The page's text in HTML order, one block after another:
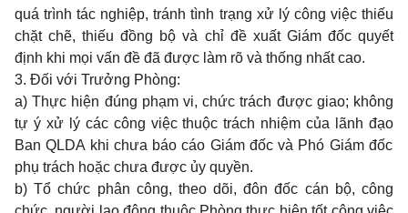
quá trình tác nghiệp, tránh tình trạng xử lý công việc thiếu
chặt chẽ, thiếu đồng bộ và chỉ đề xuất Giám đốc quyết
định khi mọi vấn đề đã được làm rõ và thống nhất cao.
3. Đối với Trưởng Phòng:
a) Thực hiện đúng phạm vi, chức trách được giao; không
tự ý xử lý các công việc thuộc trách nhiệm của lãnh đạo
Ban QLDA khi chưa báo cáo Giám đốc và Phó Giám đốc
phụ trách hoặc chưa được ủy quyền.
b) Tổ chức phân công, theo dõi, đôn đốc cán bộ, công